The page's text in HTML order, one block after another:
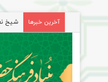
آخرین خبرها شیخ